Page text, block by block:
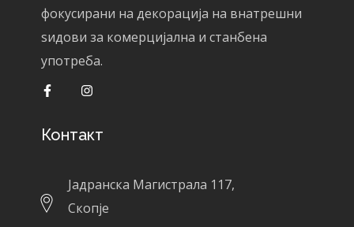
фокусирани на декорација на внатрешни
ѕидови за комерцијална и станбена
употреба.
Контакт
Јадранска Магистрала 117,
Скопје